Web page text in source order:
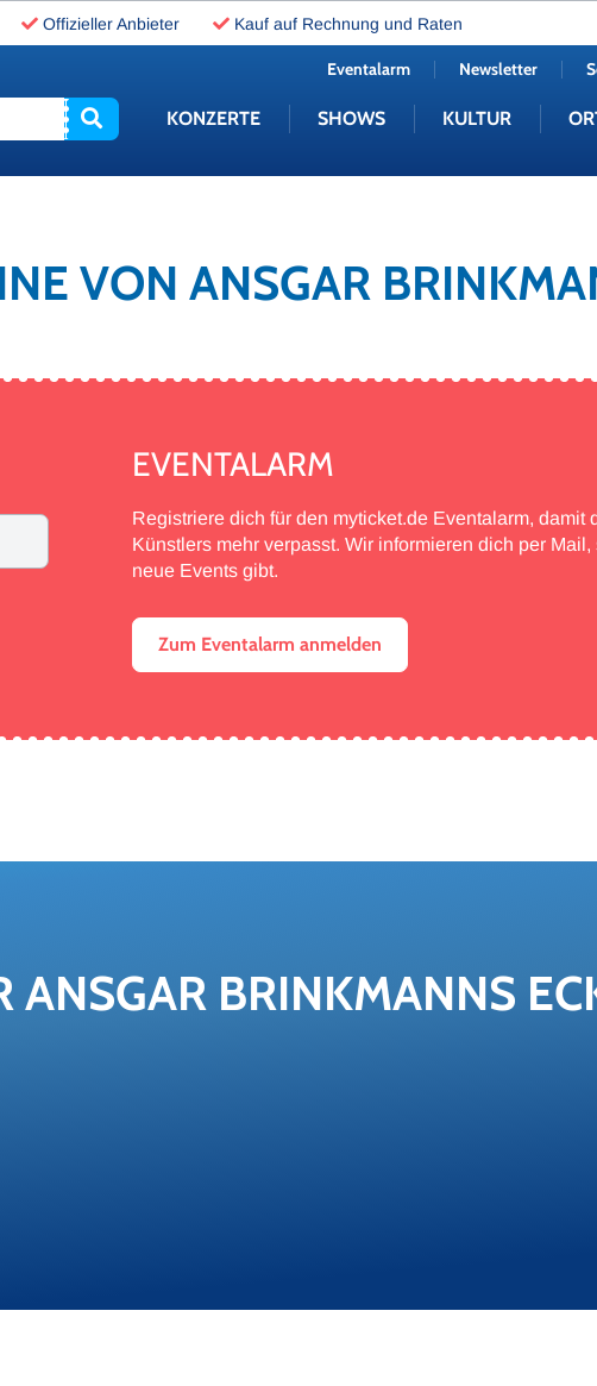
Offizieller Anbieter Kauf auf Rechnung und Raten
KONZERTE SHOWS KULTUR
Eventalarm Newsletter
VON ANSGAR
EVENTALARM
Registriere dich für den myticket.de Eventalarm, damit
Künstlers mehr verpasst. Wir informieren dich per
neue Events gibt.
Zum Eventalarm anmelden
ANS­GAR BRINK­MANNS